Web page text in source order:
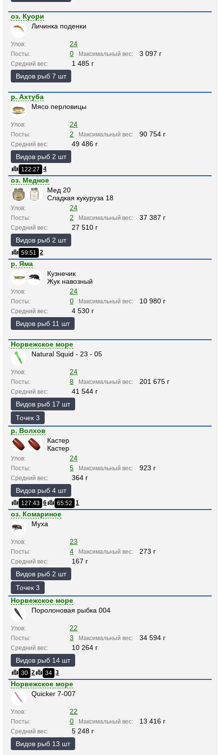
оз. Куори
Личинка поденки
Улов: 24
Посты: 0 Максимальный вес: 3 097 г
Средний вес:
1 485 г
Видов рыб 7 шт
р. Ахтуба
Мясо перловицы
Улов: 24
Посты: 2 Максимальный вес: 90 754 г
Средний вес:
49 486 г
Видов рыб 2 шт
122:27 4
оз. Медное
Мед 20
Сладкая кукуруза 18
Улов: 24
Посты: 2 Максимальный вес: 37 387 г
Средний вес:
27 510 г
Видов рыб 2 шт
59:51 2
р. Яма
Кузнечик
Жук навозный
Улов: 24
Посты: 0 Максимальный вес: 10 980 г
Средний вес:
4 530 г
Видов рыб 11 шт
Норвежское море
Natural Squid - 23 - 05
Улов: 24
Посты: 8 Максимальный вес: 201 675 г
Средний вес:
41 544 г
Видов рыб 17 шт
Точек 3
р. Волхов
Кастер
Кастер
Улов: 24
Посты: 5 Максимальный вес: 923 г
Средний вес:
364 г
Видов рыб 4 шт
127:43 6 65:52 1
оз. Комариное
Муха
Улов: 23
Посты: 4 Максимальный вес: 273 г
Средний вес:
167 г
Видов рыб 2 шт
Точек 3
Норвежское море
Поролоновая рыбка 004
Улов: 22
Посты: 3 Максимальный вес: 34 594 г
Средний вес:
10 264 г
Видов рыб 14 шт
30 2 34 3
Норвежское море
Quicker 7-007
Улов: 22
Посты: 0 Максимальный вес: 13 416 г
Средний вес:
5 248 г
Видов рыб 13 шт